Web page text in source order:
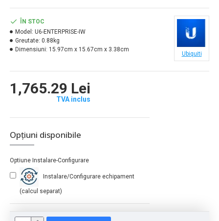
1,765.29 Lei
TVA inclus
ÎN STOC
Model: U6-ENTERPRISE-IW
Greutate: 0.88kg
Dimensiuni: 15.97cm x 15.67cm x 3.38cm
Ubiquiti
Opțiuni disponibile
Optiune Instalare-Configurare
Instalare/Configurare echipament
(calcul separat)